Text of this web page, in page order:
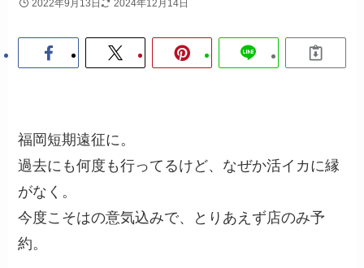
2022年9月13日 2024年12月14日
福岡短期遠征に。
過去にも何度も行ってるけど、なぜか活イカに縁
がなく。
今度こそはの意気込みで、とりあえず店のみ予
約。